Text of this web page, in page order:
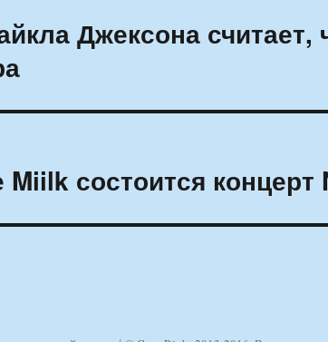
Джексона считает,
Miilk состоится концерт